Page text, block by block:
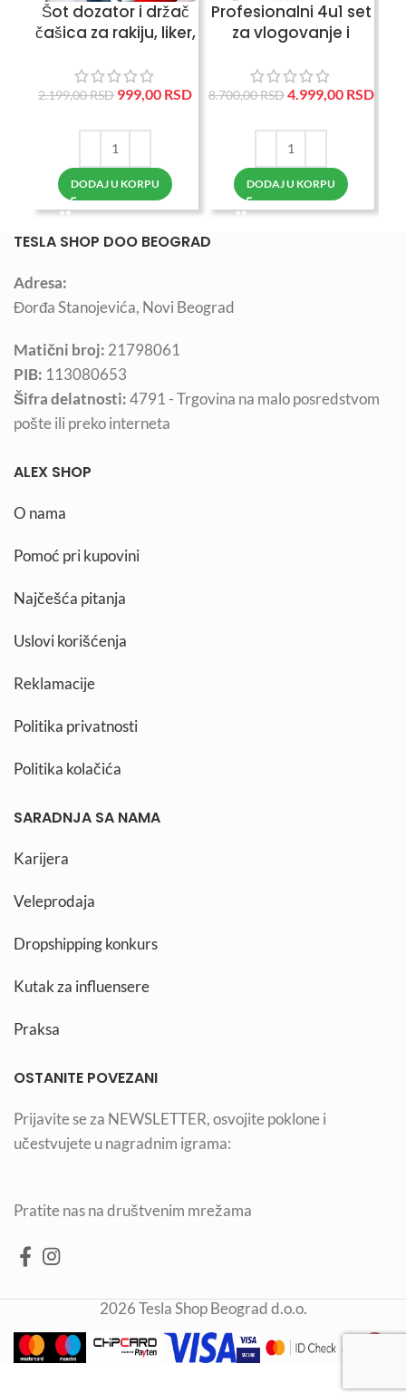
Šot dozator i držač
čašica za rakiju, liker,
2.199,00RSD 999,00 RSD
DODAJ U KORPU
Profesionalni 4u1 set
za vlogovanje i
8.700,00RSD 4.999,00 RSD
DODAJ U KORPU
TESLA SHOP DOO BEOGRAD
Adresa:
Đorđa Stanojevića, Novi Beograd
Matični broj: 21798061
PIB: 113080653
Šifra delatnosti:4791 - Trgovina na malo posredstvom
pošte ili preko interneta
ALEX SHOP
O nama
Pomoć pri kupovini
Najčešća pitanja
Uslovi korišćenja
Reklamacije
Politika privatnosti
Politika kolačića
SARADNJA SA NAMA
Karijera
Veleprodaja
Dropshipping konkurs
Kutak za influensere
Praksa
OSTANITE POVEZANI
Prijavite se za NEWSLETTER, osvojite poklone i
učestvujete u nagradnim igrama:
Pratite nas na društvenim mrežama
2026 Tesla Shop Beograd d.o.o.